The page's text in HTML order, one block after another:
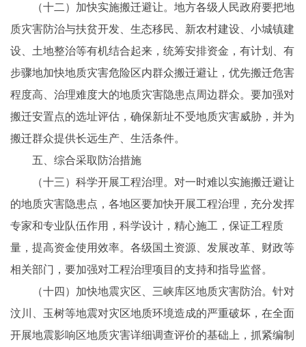
（十二）加快实施搬迁避让。地方各级人民政府要把地
质灾害防治与扶贫开发、生态移民、新农村建设、小城镇建
设、土地整治等有机结合起来，统筹安排资金，有计划、有
步骤地加快地质灾害危险区内群众搬迁避让，优先搬迁危害
程度高、治理难度大的地质灾害隐患点周边群众。要加强对
搬迁安置点的选址评估，确保新址不受地质灾害威胁，并为
搬迁群众提供长远生产、生活条件。
五、综合采取防治措施
（十三）科学开展工程治理。对一时难以实施搬迁避让
的地质灾害隐患点，各地区要加快开展工程治理，充分发挥
专家和专业队伍作用，科学设计，精心施工，保证工程质
量，提高资金使用效率。各级国土资源、发展改革、财政等
相关部门，要加强对工程治理项目的支持和指导监督。
（十四）加快地震灾区、三峡库区地质灾害防治。针对
汶川、玉树等地震对灾区地质环境造成的严重破坏，在全面
开展地震影响区地质灾害详细调查评价的基础上，抓紧编制